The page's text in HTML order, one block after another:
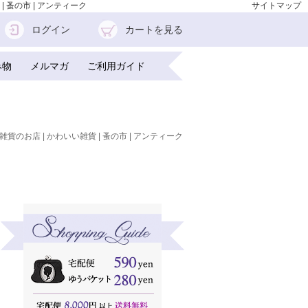
蚤の市 | アンティーク サイトマップ
ログイン カートを見る
メルマガ ご利用ガイド
のお店 | かわいい雑貨 | 蚤の市 | アンティーク